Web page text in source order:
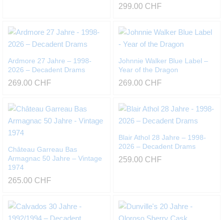
299.00 CHF
Ardmore 27 Jahre – 1998-
2026 – Decadent Drams
269.00 CHF
Johnnie Walker Blue Label –
Year of the Dragon
269.00 CHF
Château Garreau Bas
Armagnac 50 Jahre – Vintage
1974
265.00 CHF
Blair Athol 28 Jahre – 1998-
2026 – Decadent Drams
259.00 CHF